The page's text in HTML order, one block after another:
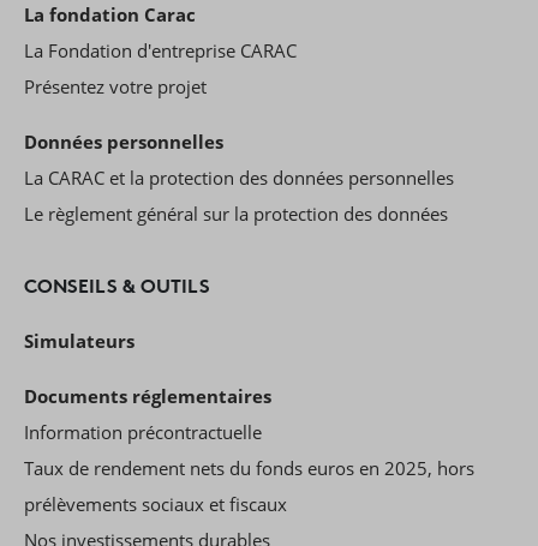
La fondation Carac
La Fondation d'entreprise CARAC
Présentez votre projet
Données personnelles
La CARAC et la protection des données personnelles
Le règlement général sur la protection des données
CONSEILS & OUTILS
Simulateurs
Documents réglementaires
Information précontractuelle
Taux de rendement nets du fonds euros en 2025, hors
prélèvements sociaux et fiscaux
Nos investissements durables